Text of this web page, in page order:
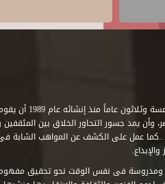
استطاع صندوق التنمية الثقافية
يمد جسور التحاور الخلاق بين المثقفين
عمل على الكشف عن المواهب الشابة
ومدروسة فى نفس الوقت نحو تحقيق مفهوم